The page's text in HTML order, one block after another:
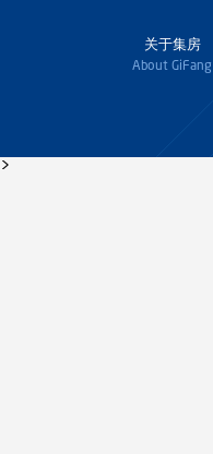
关于集房
About GiFang
>